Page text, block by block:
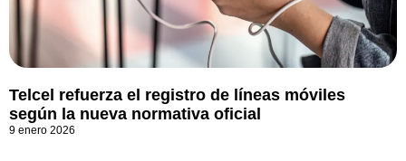
Telcel refuerza el registro de líneas móviles
según la nueva normativa oficial
9 enero 2026